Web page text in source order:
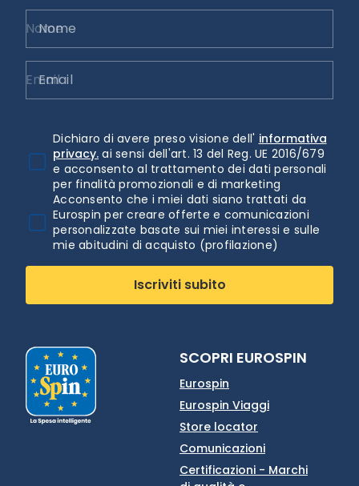
Nome
Email
Dichiaro di avere preso visione dell' informativa
privacy. ai sensi dell'art. 13 del Reg. UE 2016/679
e acconsento al trattamento dei dati personali
per finalità promozionali e di marketing
Acconsento che i miei dati siano trattati da
Eurospin per creare offerte e comunicazioni
personalizzate basate sui miei interessi e sulle
mie abitudini di acquisto (profilazione)
Iscriviti subito
SCOPRI EUROSPIN
Eurospin
Eurospin Viaggi
Store locator
Comunicazioni
Certificazioni - Marchi